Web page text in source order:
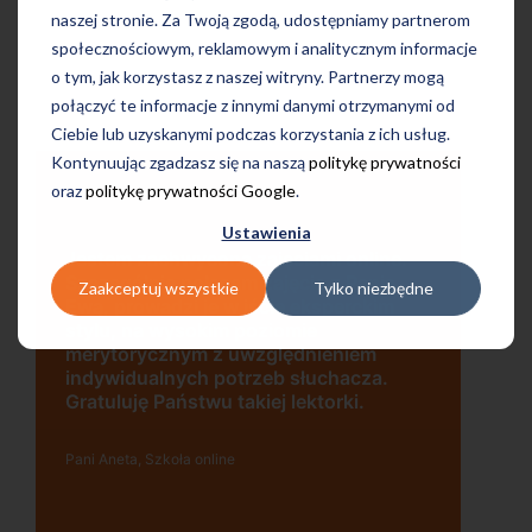
naszej stronie. Za Twoją zgodą, udostępniamy partnerom
społecznościowym, reklamowym i analitycznym informacje
o tym, jak korzystasz z naszej witryny. Partnerzy mogą
połączyć te informacje z innymi danymi otrzymanymi od
Ciebie lub uzyskanymi podczas korzystania z ich usług.
Kontynuując zgadzasz się na nasząpolitykę prywatności
orazpolitykę prywatności Google.
Ustawienia
Zaakceptuj wszystkie Tylko niezbędne
Nieprawdopodobne jest to, jak szybko
mijają każde zajęcia! Lektor zaraża nas
swoją energią i porywa w miejsca, gdzie
sprawia, że wiedzę przyswajam w
naturalny sposób z dużym
zaciekawieniem.
PaniJoanna, Kraków